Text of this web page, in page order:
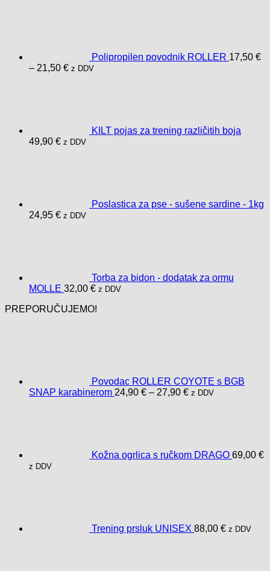
Polipropilen povodnik ROLLER 17,50 €
– 21,50 €Raspon
z DDV
KILT pojas za trening različitih boja
49,90 € z DDV
Poslastica za pse - sušene sardine - 1kg
24,95 € z DDV
Torba za bidon - dodatak za ormu
MOLLE 32,00 € z DDV
PREPORUČUJEMO!
Povodac ROLLER COYOTE s BGB
SNAP karabinerom 24,90 € – 27,90 €Raspon
z DDV
Kožna ogrlica s ručkom DRAGO 69,00 €
z DDV
Trening prsluk UNISEX 88,00 € z DDV